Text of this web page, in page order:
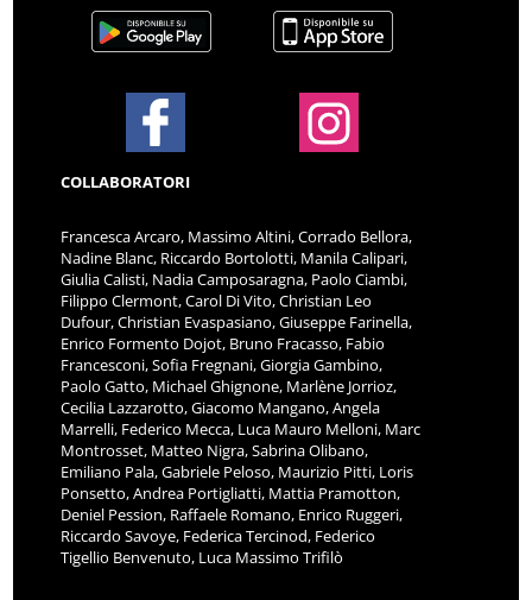
COLLABORATORI
Francesca Arcaro, Massimo Altini, Corrado Bellora,
Nadine Blanc, Riccardo Bortolotti, Manila Calipari,
Giulia Calisti, Nadia Camposaragna, Paolo Ciambi,
Filippo Clermont, Carol Di Vito, Christian Leo
Dufour, Christian Evaspasiano, Giuseppe Farinella,
Enrico Formento Dojot, Bruno Fracasso, Fabio
Francesconi, Sofia Fregnani, Giorgia Gambino,
Paolo Gatto, Michael Ghignone, Marlène Jorrioz,
Cecilia Lazzarotto, Giacomo Mangano, Angela
Marrelli, Federico Mecca, Luca Mauro Melloni, Marc
Montrosset, Matteo Nigra, Sabrina Olibano,
Emiliano Pala, Gabriele Peloso, Maurizio Pitti, Loris
Ponsetto, Andrea Portigliatti, Mattia Pramotton,
Deniel Pession, Raffaele Romano, Enrico Ruggeri,
Riccardo Savoye, Federica Tercinod, Federico
Tigellio Benvenuto, Luca Massimo Trifilò